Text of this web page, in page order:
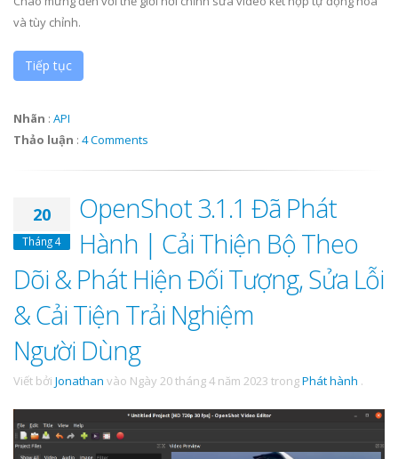
và tùy chỉnh.
Tiếp tục
Nhãn : API
Thảo luận : 4 Comments
20
Tháng 4
OpenShot 3.1.1 Đã Phát
Hành | Cải Thiện Bộ Theo
Dõi & Phát Hiện Đối Tượng, Sửa Lỗi
& Cải Tiện Trải Nghiệm
Người Dùng
Viết bởi Jonathan vào Ngày 20 tháng 4 năm 2023 trongPhát hành .